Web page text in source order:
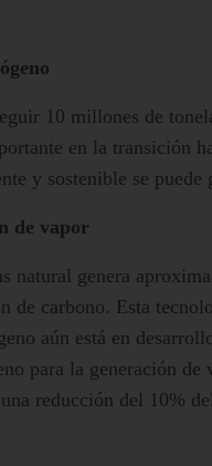
10 millones de
en la transición
y sostenible se
de vapor
natural genera
de carbono. Esta
aún está en
para la generación
reducción del 10%